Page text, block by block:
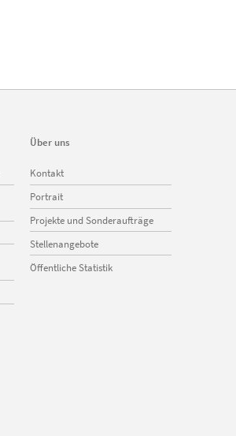
Über uns
Navigation
überspringen
Kontakt
Portrait
Projekte und Sonderaufträge
Stellenangebote
Öffentliche Statistik